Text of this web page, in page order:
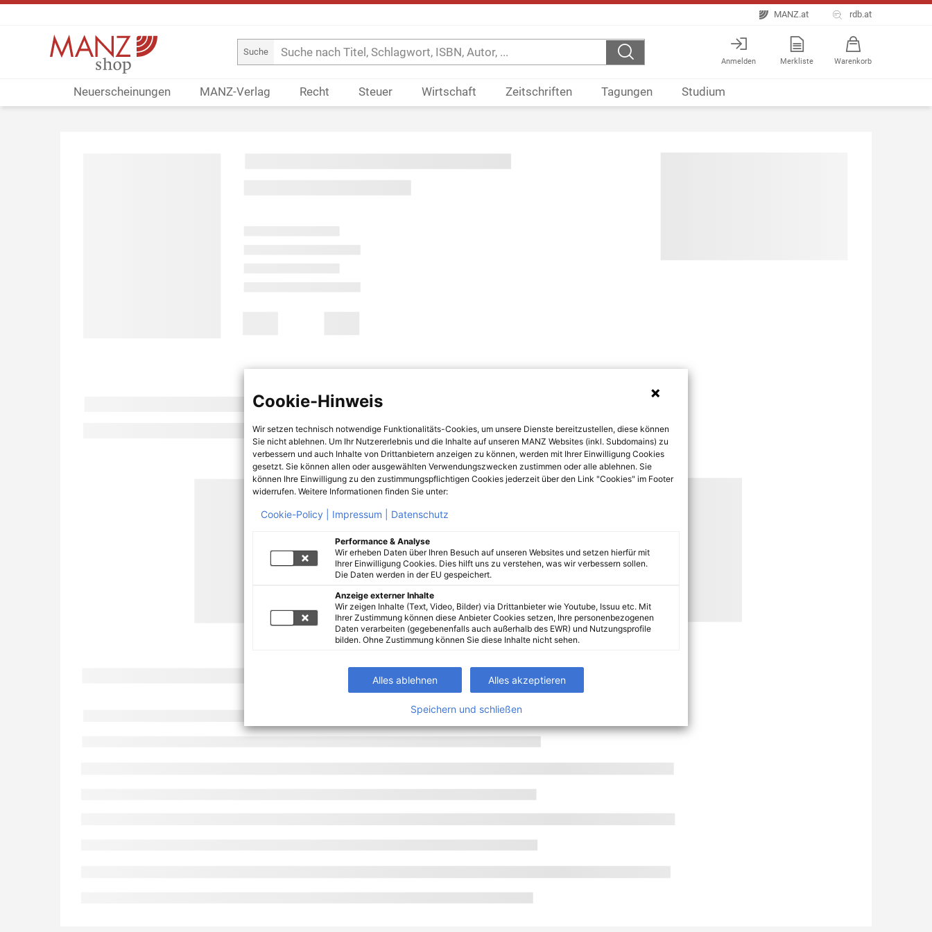
MANZ.at rdb.at
Suche
Anmelden Merkliste Warenkorb
Neuerscheinungen MANZ-Verlag Recht Steuer Wirtschaft Zeitschriften Tagungen Studium
Cookie-Hinweis
Wir setzen technisch notwendige Funktionalitäts-Cookies, um unsere Dienste bereitzustellen, diese können
Sie nicht ablehnen. Um Ihr Nutzererlebnis und die Inhalte auf unseren MANZ Websites (inkl. Subdomains) zu
verbessern und auch Inhalte von Drittanbietern anzeigen zu können, werden mit Ihrer Einwilligung Cookies
gesetzt. Sie können allen oder ausgewählten Verwendungszwecken zustimmen oder alle ablehnen. Sie
können Ihre Einwilligung zu den zustimmungspflichtigen Cookies jederzeit über den Link "Cookies" im Footer
widerrufen. Weitere Informationen finden Sie unter:
Cookie-Policy | Impressum | Datenschutz
Performance & Analyse
Wir erheben Daten über Ihren Besuch auf unseren Websites und setzen hierfür mit
Ihrer Einwilligung Cookies. Dies hilft uns zu verstehen, was wir verbessern sollen.
Die Daten werden in der EU gespeichert.
Anzeige externer Inhalte
Wir zeigen Inhalte (Text, Video, Bilder) via Drittanbieter wie Youtube, Issuu etc. Mit
Ihrer Zustimmung können diese Anbieter Cookies setzen, Ihre personenbezogenen
Daten verarbeiten (gegebenenfalls auch außerhalb des EWR) und Nutzungsprofile
bilden. Ohne Zustimmung können Sie diese Inhalte nicht sehen.
Alles ablehnen Alles akzeptieren
Speichern und schließen